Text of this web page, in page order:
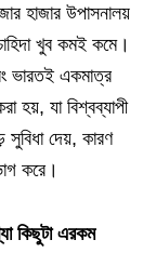
হাজার উপাসনালয়
খুব কমই কমে।
ভারতই একমাত্র
হয়, যা বিশ্বব্যাপী
সুবিধা দেয়, কারণ
করে।
কিছুটা এরকম